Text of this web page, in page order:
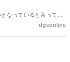
なっていると言っても
に与党では、政府関係者
dgsonline